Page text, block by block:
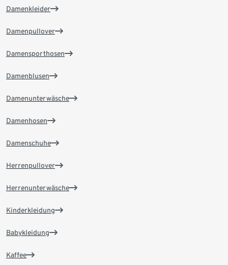
Damenkleider
Damenpullover
Damensporthosen
Damenblusen
Damenunterwäsche
Damenhosen
Damenschuhe
Herrenpullover
Herrenunterwäsche
Kinderkleidung
Babykleidung
Kaffee